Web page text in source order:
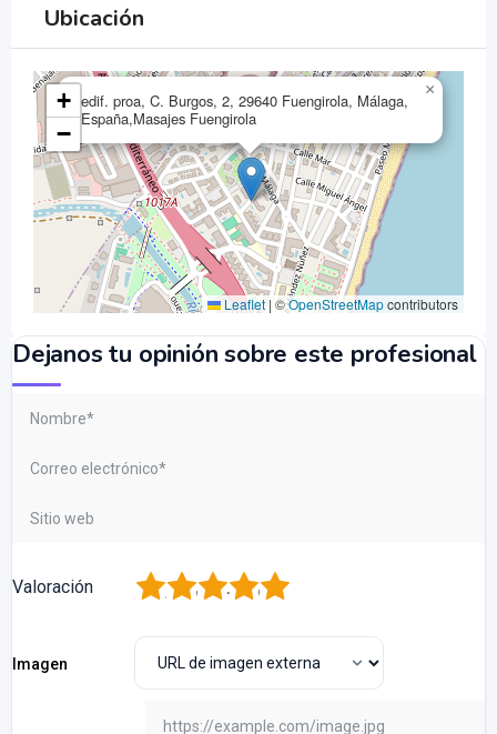
Ubicación
edif. proa, C. Burgos, 2, 29640 Fuengirola, Málaga,
España,Masajes Fuengirola
×
+
−
Leaflet | ©OpenStreetMapcontributors
Dejanos tu opinión sobre este profesional
Valoración 5
4
3
2
Imagen